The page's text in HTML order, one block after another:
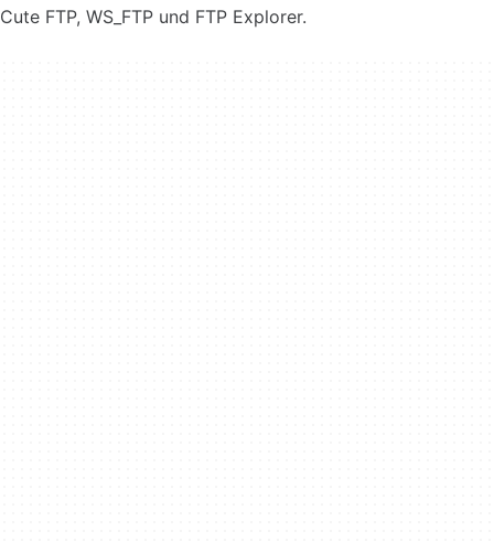
Cute FTP, WS_FTP und FTP Explorer.